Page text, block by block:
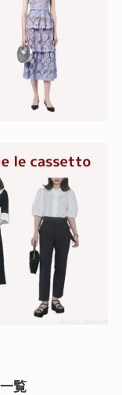
覧